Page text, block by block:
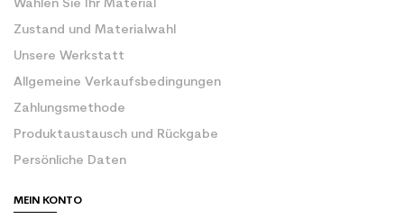
Wählen Sie Ihr Material
Zustand und Materialwahl
Unsere Werkstatt
Allgemeine Verkaufsbedingungen
Zahlungsmethode
Produktaustausch und Rückgabe
Persönliche Daten
MEIN KONTO